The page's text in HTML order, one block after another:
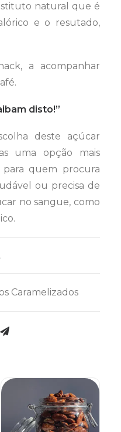
natural que é
e o resutado,
a acompanhar
disto!”
deste açúcar
uma opção mais
para quem procura
ou precisa de
no sangue, como
Caramelizados